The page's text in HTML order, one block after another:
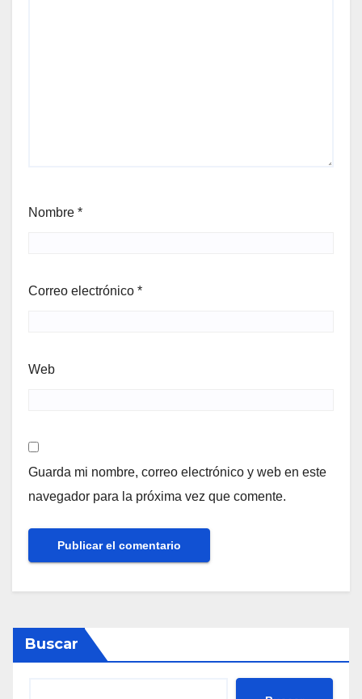
Nombre *
Correo electrónico *
Web
Guarda mi nombre, correo electrónico y web en este
navegador para la próxima vez que comente.
Buscar